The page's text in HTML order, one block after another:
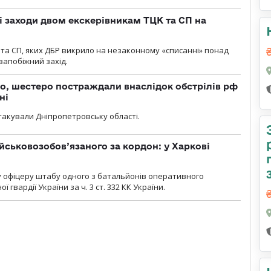
заходи двом екскерівникам ТЦК та СП на
СП, яких ДБР викрило на незаконному «списанні» понад
захід.
шестеро постраждали внаслідок обстрілів рф
Дніпропетровську області.
за кордон: у Харкові
штабу одного з батальйонів оперативного
гвардії України за ч. 3 ст. 332 КК України.